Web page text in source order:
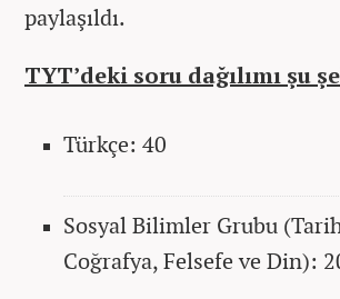
paylaşıldı.
TYT’deki soru dağılımı şu
Türkçe: 40
Sosyal Bilimler Grubu
Coğrafya, Felsefe ve Din):